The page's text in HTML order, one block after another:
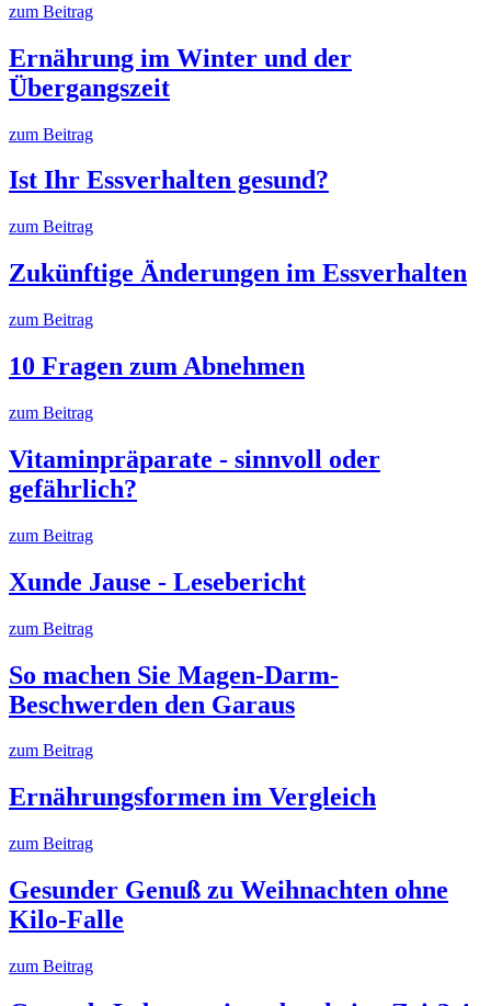
zum Beitrag
Ernährung im Winter und der
Übergangszeit
zum Beitrag
Ist Ihr Essverhalten gesund?
zum Beitrag
Zukünftige Änderungen im Essverhalten
zum Beitrag
10 Fragen zum Abnehmen
zum Beitrag
Vitaminpräparate - sinnvoll oder
gefährlich?
zum Beitrag
Xunde Jause - Lesebericht
zum Beitrag
So machen Sie Magen-Darm-
Beschwerden den Garaus
zum Beitrag
Ernährungsformen im Vergleich
zum Beitrag
Gesunder Genuß zu Weihnachten ohne
Kilo-Falle
zum Beitrag